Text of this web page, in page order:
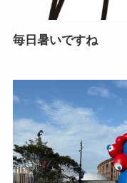
毎日暑いですね